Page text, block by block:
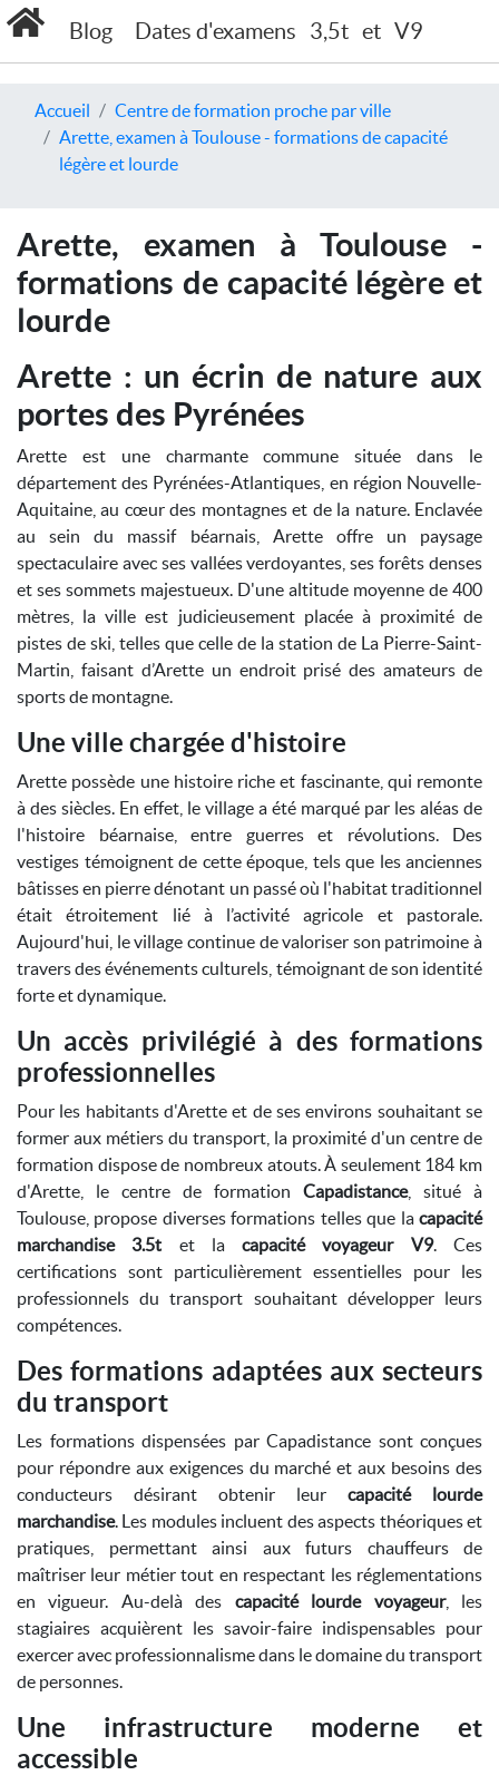
Blog Dates d'examens 3,5t et V9
Accueil
Centre de formation proche par ville
Arette, examen à Toulouse - formations de capacité
légère et lourde
Arette, examen à Toulouse -
formations de capacité légère et
lourde
Arette : un écrin de nature aux
portes des Pyrénées
Arette est une charmante commune située dans le
département des Pyrénées-Atlantiques, en région Nouvelle-
Aquitaine, au cœur des montagnes et de la nature. Enclavée
au sein du massif béarnais, Arette offre un paysage
spectaculaire avec ses vallées verdoyantes, ses forêts denses
et ses sommets majestueux. D'une altitude moyenne de 400
mètres, la ville est judicieusement placée à proximité de
pistes de ski, telles que celle de la station de La Pierre-Saint-
Martin, faisant d’Arette un endroit prisé des amateurs de
sports de montagne.
Une ville chargée d'histoire
Arette possède une histoire riche et fascinante, qui remonte
à des siècles. En effet, le village a été marqué par les aléas de
l'histoire béarnaise, entre guerres et révolutions. Des
vestiges témoignent de cette époque, tels que les anciennes
bâtisses en pierre dénotant un passé où l'habitat traditionnel
était étroitement lié à l’activité agricole et pastorale.
Aujourd'hui, le village continue de valoriser son patrimoine à
travers des événements culturels, témoignant de son identité
forte et dynamique.
Un accès privilégié à des formations
professionnelles
Pour les habitants d'Arette et de ses environs souhaitant se
former aux métiers du transport, la proximité d'un centre de
formation dispose de nombreux atouts. À seulement 184 km
d'Arette, le centre de formation Capadistance, situé à
Toulouse, propose diverses formations telles que la capacité
marchandise 3.5t et lacapacité voyageur V9. Ces
certifications sont particulièrement essentielles pour les
professionnels du transport souhaitant développer leurs
compétences.
Des formations adaptées aux secteurs
du transport
Les formations dispensées par Capadistance sont conçues
pour répondre aux exigences du marché et aux besoins des
conducteurs désirant obtenir leur capacité lourde
marchandise. Les modules incluent des aspects théoriques et
pratiques, permettant ainsi aux futurs chauffeurs de
maîtriser leur métier tout en respectant les réglementations
en vigueur. Au-delà des capacité lourde voyageur, les
stagiaires acquièrent les savoir-faire indispensables pour
exercer avec professionnalisme dans le domaine du transport
de personnes.
Une infrastructure moderne et
accessible